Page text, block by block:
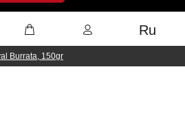
Ru
Burrata, 150gr